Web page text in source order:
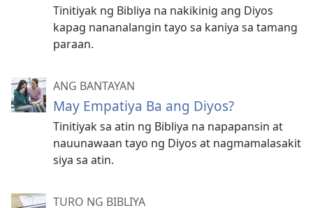
Tinitiyak ng Bibliya na nakikinig ang Diyos
kapag nananalangin tayo sa kaniya sa tamang
paraan.
ANG BANTAYAN
May Empatiya Ba ang Diyos?
Tinitiyak sa atin ng Bibliya na napapansin at
nauunawaan tayo ng Diyos at nagmamalasakit
siya sa atin.
TURO NG BIBLIYA